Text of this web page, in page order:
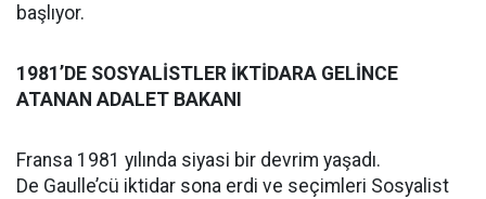
başlıyor.
1981’DE SOSYALİSTLER İKTİDARA GELİNCE
ATANAN ADALET BAKANI
Fransa 1981 yılında siyasi bir devrim yaşadı.
De Gaulle’cü iktidar sona erdi ve seçimleri Sosyalist